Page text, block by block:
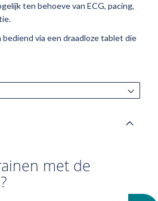
ten behoeve van ECG, pacing,
via een draadloze tablet die
met de